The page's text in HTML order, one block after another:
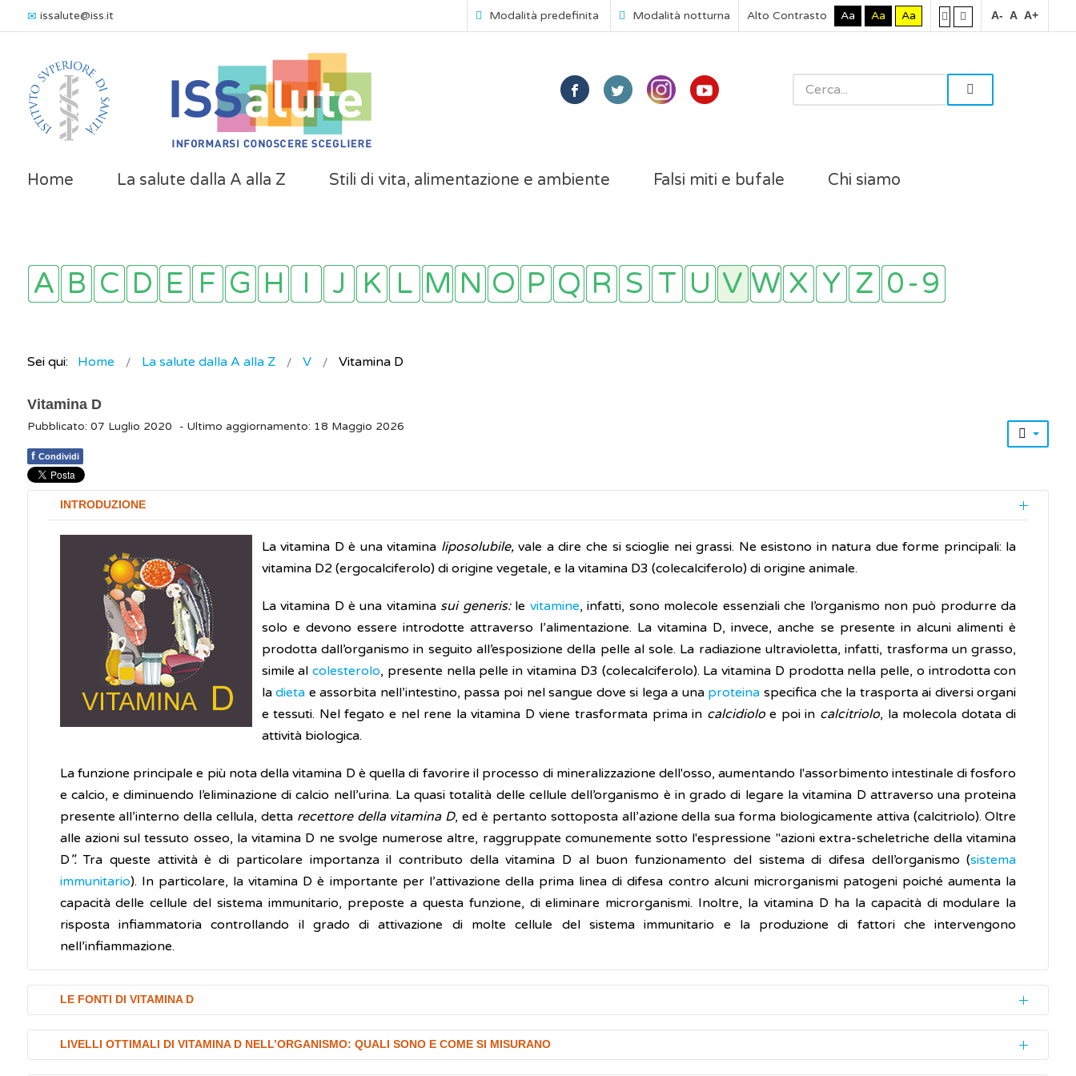
issalute@iss.it Modalità predefinita Modalità notturna Alto Contrasto Aa Aa Aa A- A A+
Home La salute dalla A alla Z Stili di vita, alimentazione e ambiente Falsi miti e bufale Chi siamo
Sei qui: Home La salute dalla A alla Z V Vitamina D
Vitamina D
Pubblicato: 07 Luglio 2020 - Ultimo aggiornamento: 18 Maggio 2026
f Condividi
INTRODUZIONE
La vitamina D è una vitamina liposolubile,vale a dire che si scioglie nei grassi. Ne esistono in natura due forme principali: la
vitamina D2 (ergocalciferolo) di origine vegetale, e la vitamina D3 (colecalciferolo) di origine animale.
La vitamina D è una vitamina sui generis: le vitamine, infatti, sono molecole essenziali che l’organismo non può produrre da
solo e devono essere introdotte attraverso l’alimentazione. La vitamina D, invece, anche se presente in alcuni alimenti è
prodotta dall’organismo in seguito all’esposizione della pelle al sole. La radiazione ultravioletta, infatti, trasforma un grasso,
simile alcolesterolo, presente nella pelle in vitamina D3 (colecalciferolo). La vitamina D prodotta nella pelle, o introdotta con
ladieta e assorbita nell’intestino, passa poi nel sangue dove si lega a una proteina specifica che la trasporta ai diversi organi
e tessuti. Nel fegato e nel rene la vitamina D viene trasformata prima in calcidioloe poi in calcitriolo, la molecola dotata di
attività biologica.
La funzione principale e più nota della vitamina D è quella di favorire il processo di mineralizzazione dell'osso, aumentando l'assorbimento intestinale di fosforo
e calcio, e diminuendo l’eliminazione di calcio nell’urina. La quasi totalità delle cellule dell’organismo è in grado di legare la vitamina D attraverso una proteina
presente all’interno della cellula, detta recettore della vitamina D, ed è pertanto sottoposta all’azione della sua forma biologicamente attiva (calcitriolo). Oltre
alle azioni sul tessuto osseo, la vitamina D ne svolge numerose altre, raggruppate comunemente sotto l'espressione "azioni extra-scheletriche della vitamina
D".Tra queste attività è di particolare importanza il contributo della vitamina D al buon funzionamento del sistema di difesa dell’organismo (sistema
immunitario). In particolare, la vitamina D è importante per l’attivazione della prima linea di difesa contro alcuni microrganismi patogeni poiché aumenta la
capacità delle cellule del sistema immunitario, preposte a questa funzione, di eliminare microrganismi. Inoltre, la vitamina D ha la capacità di modulare la
risposta infiammatoria controllando il grado di attivazione di molte cellule del sistema immunitario e la produzione di fattori che intervengono
nell’infiammazione.
LE FONTI DI VITAMINA D
Si calcola che solo il 10-20% della vitamina D provenga dalla dieta ed il restante 89-90% dalla sintesi nella pelle dopo l'esposizione al sole.
LIVELLI OTTIMALI DI VITAMINA D NELL’ORGANISMO: QUALI SONO E COME SI MISURANO